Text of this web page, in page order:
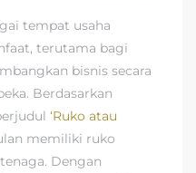
tempat usaha
terutama bagi
bisnis secara
Berdasarkan
‘Ruko atau
memiliki ruko
Dengan